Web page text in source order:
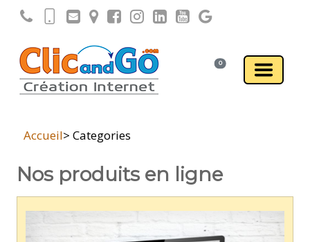
0
Accueil> Categories
Nos produits en ligne